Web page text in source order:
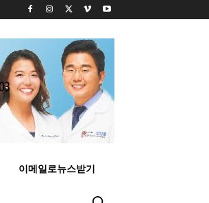
이메일로뉴스받기